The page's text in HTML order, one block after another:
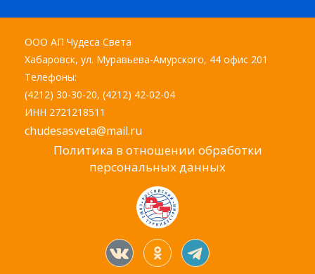
ООО АП Чудеса Света
Хабаровск, ул. Муравьева-Амурского, 44 офис 201
Телефоны:
(4212) 30-30-20, (4212) 42-02-04
ИНН 2721218511
chudesasveta@mail.ru
Политика в отношении обработки
персональных данных